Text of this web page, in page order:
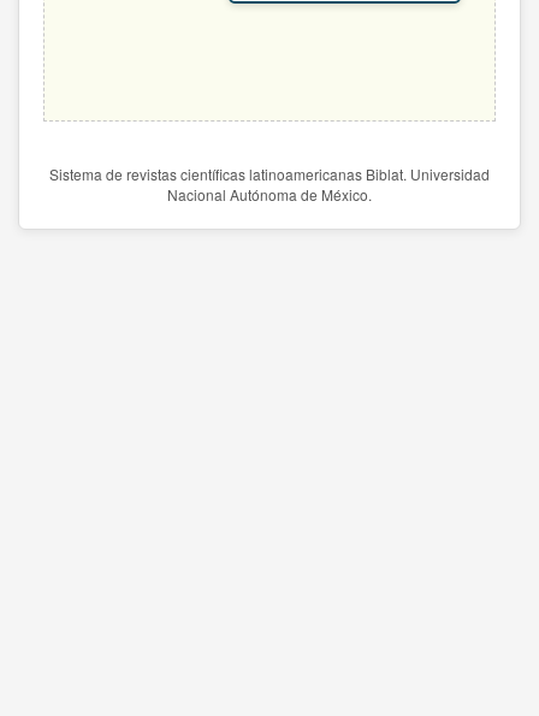
Sistema de revistas científicas latinoamericanas Biblat. Universidad
Nacional Autónoma de México.